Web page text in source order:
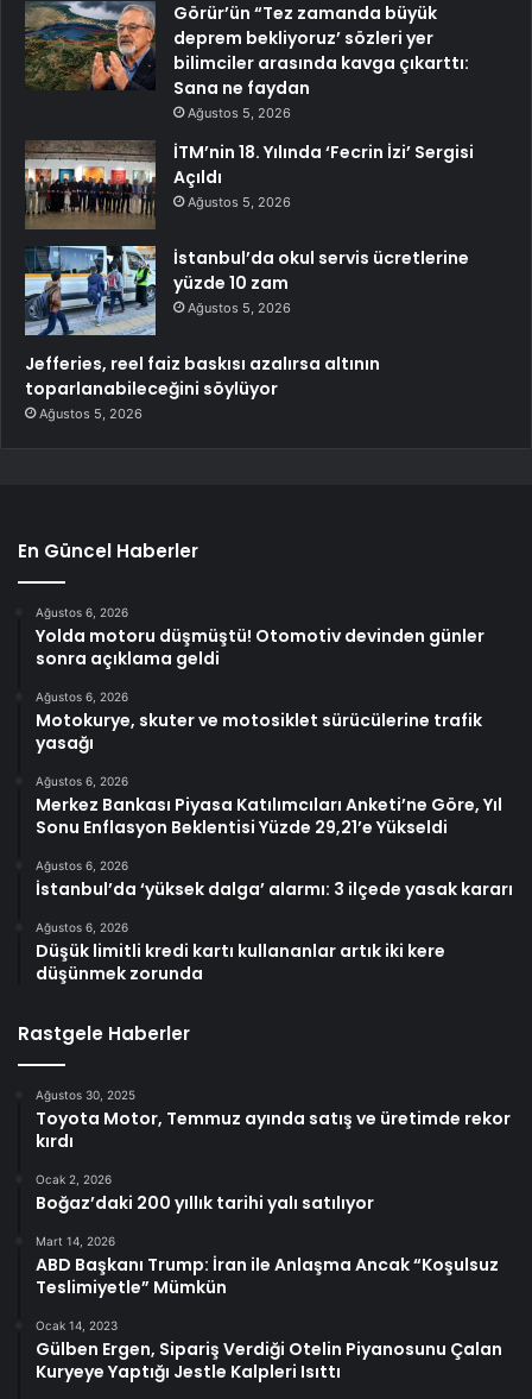
Görür’ün “Tez zamanda büyük
deprem bekliyoruz’ sözleri yer
bilimciler arasında kavga çıkarttı:
Sana ne faydan
Ağustos 5, 2026
İTM’nin 18. Yılında ‘Fecrin İzi’ Sergisi
Açıldı
Ağustos 5, 2026
İstanbul’da okul servis ücretlerine
yüzde 10 zam
Ağustos 5, 2026
Jefferies, reel faiz baskısı azalırsa altının
toparlanabileceğini söylüyor
Ağustos 5, 2026
En Güncel Haberler
Ağustos 6, 2026
Yolda motoru düşmüştü! Otomotiv devinden günler
sonra açıklama geldi
Ağustos 6, 2026
Motokurye, skuter ve motosiklet sürücülerine trafik
yasağı
Ağustos 6, 2026
Merkez Bankası Piyasa Katılımcıları Anketi’ne Göre, Yıl
Sonu Enflasyon Beklentisi Yüzde 29,21’e Yükseldi
Ağustos 6, 2026
İstanbul’da ‘yüksek dalga’ alarmı: 3 ilçede yasak kararı
Ağustos 6, 2026
Düşük limitli kredi kartı kullananlar artık iki kere
düşünmek zorunda
Rastgele Haberler
Ağustos 30, 2025
Toyota Motor, Temmuz ayında satış ve üretimde rekor
kırdı
Ocak 2, 2026
Boğaz’daki 200 yıllık tarihi yalı satılıyor
Mart 14, 2026
ABD Başkanı Trump: İran ile Anlaşma Ancak “Koşulsuz
Teslimiyetle” Mümkün
Ocak 14, 2023
Gülben Ergen, Sipariş Verdiği Otelin Piyanosunu Çalan
Kuryeye Yaptığı Jestle Kalpleri Isıttı